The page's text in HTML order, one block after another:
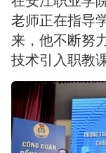
老师正在指导
来，他不断努
技术引入职教